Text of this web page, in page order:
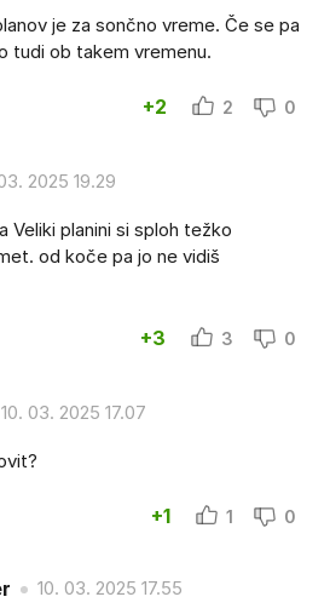
je za sončno vreme. Če se pa
tudi ob takem vremenu.
+2 2 0
2025 19.29
Veliki planini si sploh težko
od koče pa jo ne vidiš
+3 3 0
10. 03. 2025 17.07
+1 1 0
10. 03. 2025 17.55